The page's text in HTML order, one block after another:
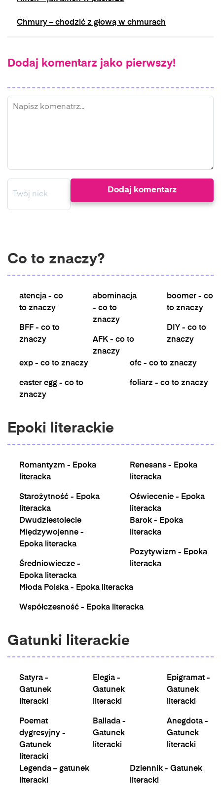
Chmury – chodzić z głową w chmurach
Dodaj komentarz jako pierwszy!
Co to znaczy?
atencja - co
to znaczy
BFF - co to
znaczy
abominacja
- co to
znaczy
AFK - co to
znaczy
boomer - co
to znaczy
DIY - co to
znaczy
exp - co to znaczy
easter egg - co to
znaczy
ofc - co to znaczy
foliarz - co to znaczy
Epoki literackie
Romantyzm - Epoka
literacka
Starożytność - Epoka
literacka
Renesans - Epoka
literacka
Oświecenie - Epoka
literacka
Dwudziestolecie
Międzywojenne -
Epoka literacka
Średniowiecze -
Epoka literacka
Barok - Epoka
literacka
Pozytywizm - Epoka
literacka
Młoda Polska - Epoka literacka
Współczesność - Epoka literacka
Gatunki literackie
Satyra -
Gatunek
literacki
Poemat
dygresyjny -
Gatunek
literacki
Elegia -
Gatunek
literacki
Ballada -
Gatunek
literacki
Epigramat -
Gatunek
literacki
Anegdota -
Gatunek
literacki
Legenda – gatunek
literacki
Dziennik - Gatunek
literacki